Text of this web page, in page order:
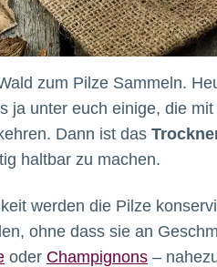
zum Pilze Sammeln.
ja unter euch einige, die
Dann ist das
haltbar zu machen.
werden die Pilze
ohne dass sie an
oder Champignons –